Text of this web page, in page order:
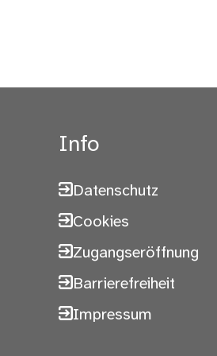
Info
Datenschutz
Cookies
Zugangseröffnung
Barrierefreiheit
Impressum